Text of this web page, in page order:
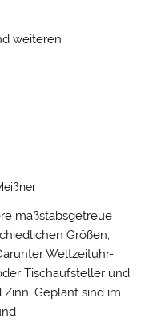
weiteren
maßstabsgetreue
Größen,
Weltzeituhr-
Tischaufsteller und
Geplant sind im